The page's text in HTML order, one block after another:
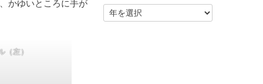
かゆいところに手が
（左）